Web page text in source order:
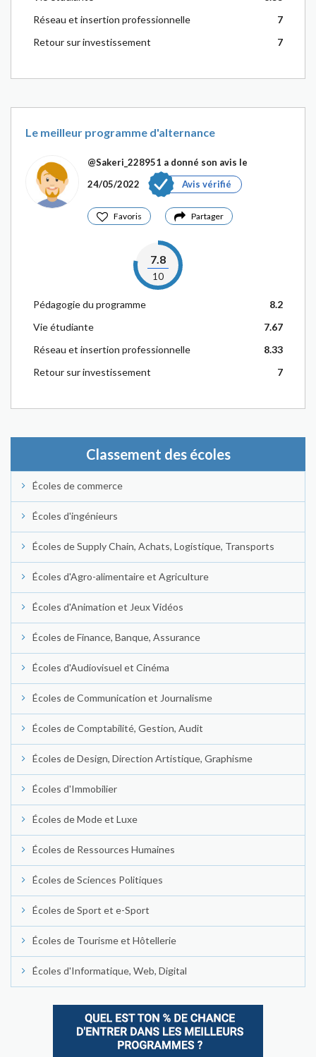
Réseau et insertion professionnelle
7
Retour sur investissement
7
Le meilleur programme d'alternance
@Sakeri_228951 a donné son avis le
24/05/2022
Avis vérifié
Favoris Partager
7.8
10
Pédagogie du programme
8.2
Vie étudiante
7.67
Réseau et insertion professionnelle
8.33
Retour sur investissement
7
Classement des écoles
Écoles de commerce
Écoles d'ingénieurs
Écoles de Supply Chain, Achats, Logistique, Transports
Écoles d'Agro-alimentaire et Agriculture
Écoles d'Animation et Jeux Vidéos
Écoles de Finance, Banque, Assurance
Écoles d'Audiovisuel et Cinéma
Écoles de Communication et Journalisme
Écoles de Comptabilité, Gestion, Audit
Écoles de Design, Direction Artistique, Graphisme
Écoles d'Immobilier
Écoles de Mode et Luxe
Écoles de Ressources Humaines
Écoles de Sciences Politiques
Écoles de Sport et e-Sport
Écoles de Tourisme et Hôtellerie
Écoles d'Informatique, Web, Digital